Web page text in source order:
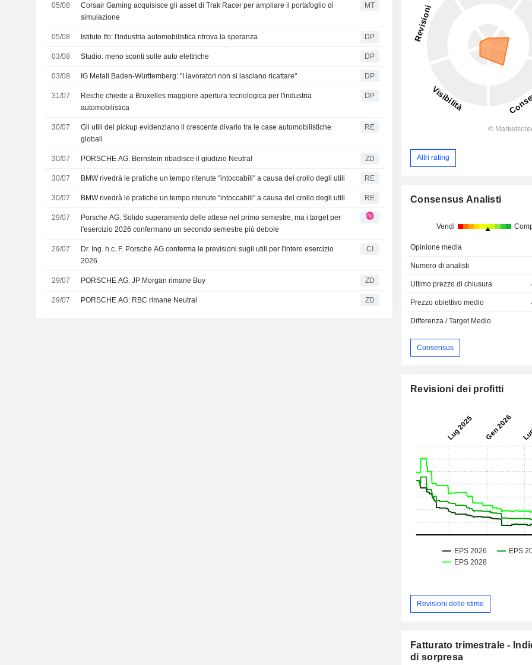
05/08
Corsair Gaming acquisisce gli asset di Trak Racer per ampliare il portafoglio di
simulazione
MT
05/08 Istituto Ifo: l'industria automobilistica ritrova la speranza DP
03/08 Studio: meno sconti sulle auto elettriche DP
03/08 IG Metall Baden-Württemberg: "I lavoratori non si lasciano ricattare" DP
31/07
Reiche chiede a Bruxelles maggiore apertura tecnologica per l'industria
automobilistica
DP
30/07
Gli utili dei pickup evidenziano il crescente divario tra le case automobilistiche
globali
RE
30/07 PORSCHE AG: Bernstein ribadisce il giudizio Neutral ZD
30/07 BMW rivedrà le pratiche un tempo ritenute "intoccabili" a causa del crollo degli utili RE
30/07 BMW rivedrà le pratiche un tempo ritenute "intoccabili" a causa del crollo degli utili RE
29/07
Porsche AG: Solido superamento delle attese nel primo semestre, ma i target per
l'esercizio 2026 confermano un secondo semestre più debole
29/07
Dr. Ing. h.c. F. Porsche AG conferma le previsioni sugli utili per l'intero esercizio
2026
CI
29/07 PORSCHE AG: JP Morgan rimane Buy ZD
29/07 PORSCHE AG: RBC rimane Neutral ZD
Altri rating
Consensus Analisti
Vendi
Opinione media
Numero di analisti
Ultimo prezzo di chiusura
Prezzo obiettivo medio
Differenza / Target Medio
Consensus
Revisioni dei profitti
Revisioni delle stime
Fatturato trimestrale -
di sorpresa